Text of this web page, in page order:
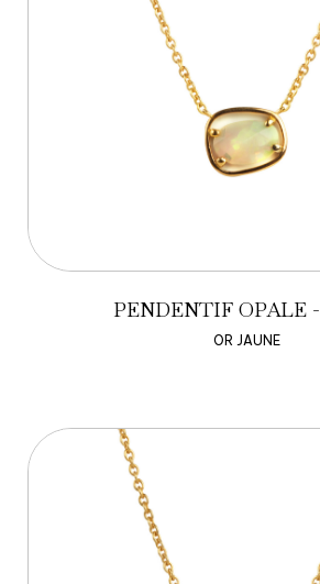
PENDENTIF OPALE -
OR JAUNE